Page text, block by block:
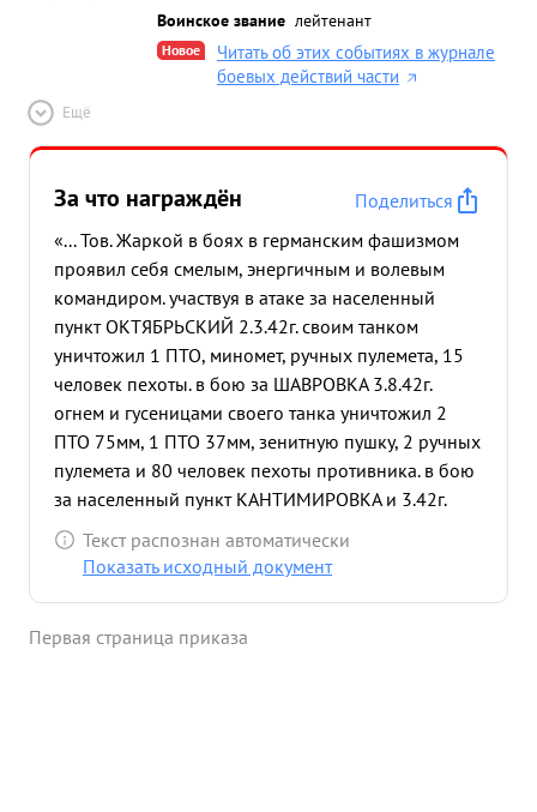
Воинское звание лейтенант
Новое
Читать об этих событиях в журнале
боевых действий части
Ещё
За что награждён
Поделиться
«... Тов. Жаркой в боях в германским фашизмом
проявил себя смелым, энергичным и волевым
командиром. участвуя в атаке за населенный
пункт ОКТЯБРЬСКИЙ 2.3.42г. своим танком
уничтожил 1 ПТО, миномет, ручных пулемета, 15
человек пехоты. в бою за ШАВРОВКА 3.8.42г.
огнем и гусеницами своего танка уничтожил 2
ПТО 75мм, 1 ПТО 37мм, зенитную пушку, 2 ручных
пулемета и 80 человек пехоты противника. в бою
за населенный пункт КАНТИМИРОВКА и 3.42г.
своим танком уничтожил пушку, 2 станковых
пулемета, 15 человек пехоты противника.
уничтожать противника гусеницами и только по
Текст распознан автоматически
Показать исходный документ
Первая страница приказа